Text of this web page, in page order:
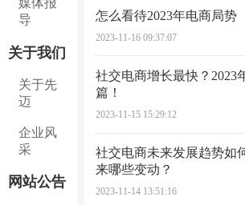
导
关于我们
关于先
迈
企业风
采
网站公告
怎么看待2023年电商局势
2023-11-16 09:37:07
社交电商增长最快？2023
篇！
2023-11-15 15:29:12
社交电商未来发展趋势如
来哪些变动？
2023-11-14 13:51:16